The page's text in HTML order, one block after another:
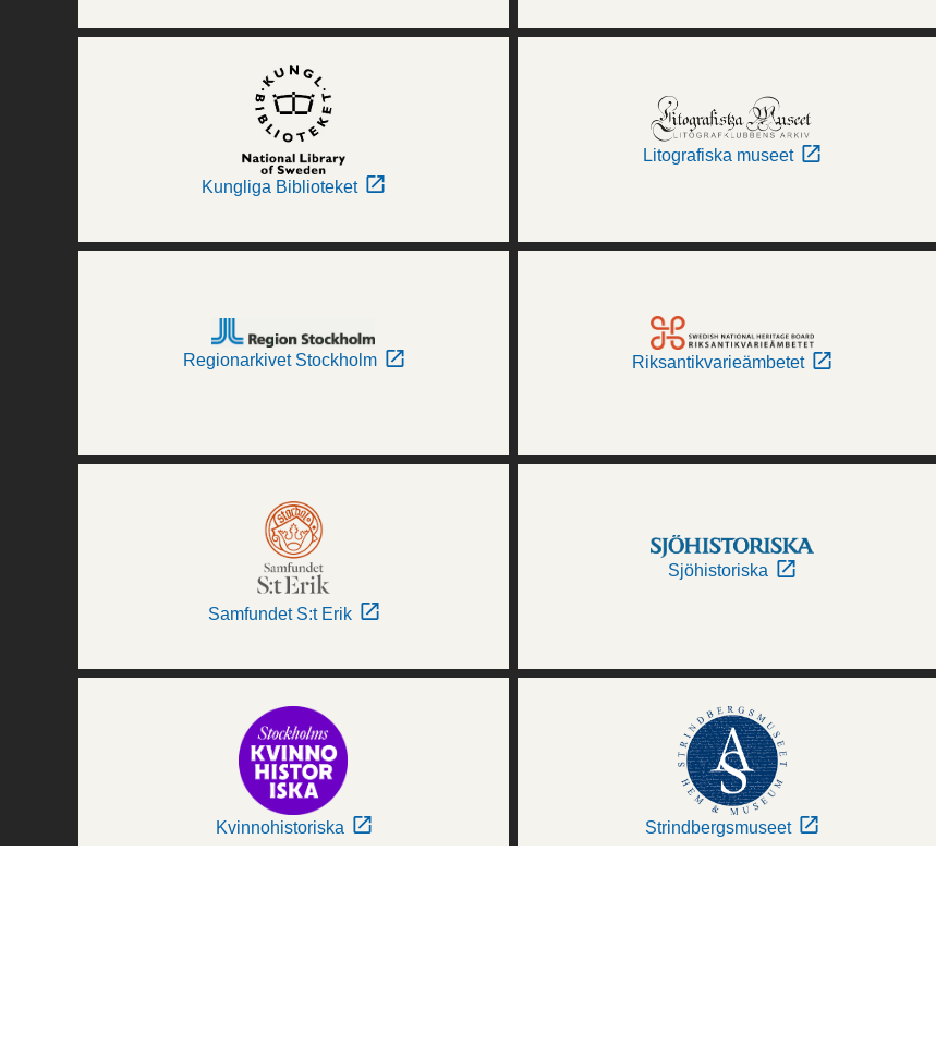
Kungliga Biblioteket
Litografiska museet
Regionarkivet Stockholm Riksantikvarieämbetet
Samfundet S:t Erik
Sjöhistoriska
Kvinnohistoriska Strindbergsmuseet